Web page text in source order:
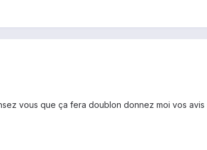
vous que ça fera doublon donnez moi vos avis